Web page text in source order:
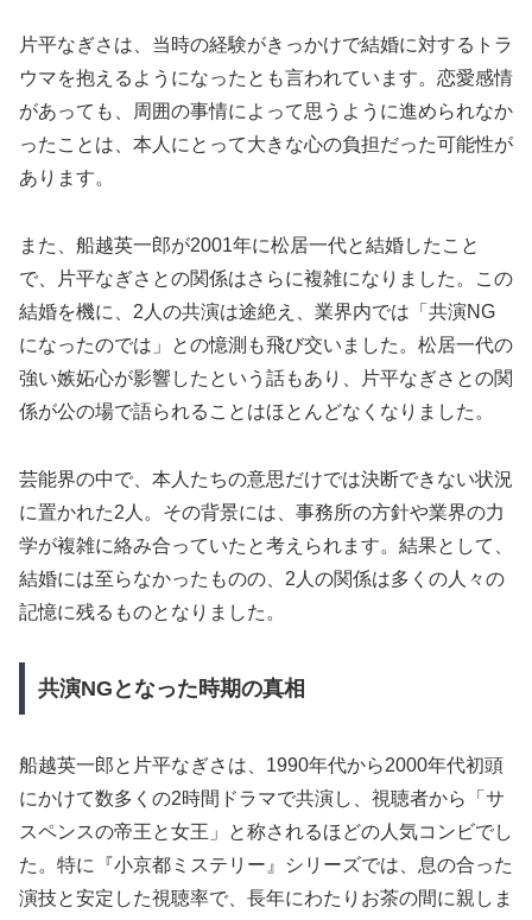
片平なぎさは、当時の経験がきっかけで結婚に対するトラ
ウマを抱えるようになったとも言われています。恋愛感情
があっても、周囲の事情によって思うように進められなか
ったことは、本人にとって大きな心の負担だった可能性が
あります。
また、船越英一郎が2001年に松居一代と結婚したこと
で、片平なぎさとの関係はさらに複雑になりました。この
結婚を機に、2人の共演は途絶え、業界内では「共演NG
になったのでは」との憶測も飛び交いました。松居一代の
強い嫉妬心が影響したという話もあり、片平なぎさとの関
係が公の場で語られることはほとんどなくなりました。
芸能界の中で、本人たちの意思だけでは決断できない状況
に置かれた2人。その背景には、事務所の方針や業界の力
学が複雑に絡み合っていたと考えられます。結果として、
結婚には至らなかったものの、2人の関係は多くの人々の
記憶に残るものとなりました。
共演NGとなった時期の真相
船越英一郎と片平なぎさは、1990年代から2000年代初頭
にかけて数多くの2時間ドラマで共演し、視聴者から「サ
スペンスの帝王と女王」と称されるほどの人気コンビでし
た。特に『小京都ミステリー』シリーズでは、息の合った
演技と安定した視聴率で、長年にわたりお茶の間に親しま